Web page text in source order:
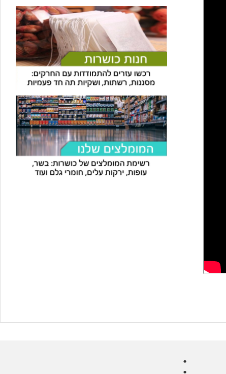
מוצרים, מסעדות, עסקים